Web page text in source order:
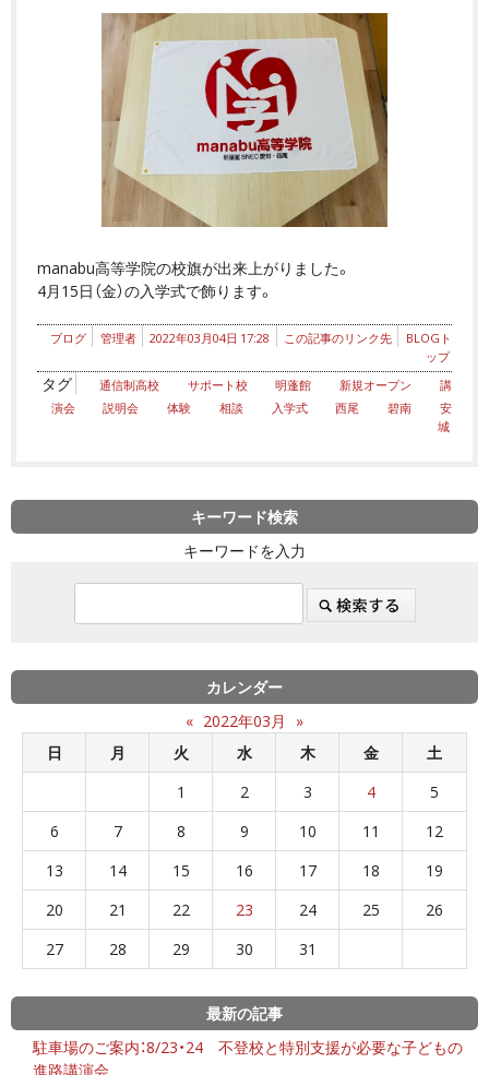
manabu高等学院の校旗が出来上がりました。
4月15日（金）の入学式で飾ります。
ブログ 管理者 2022年03月04日 17:28 この記事のリンク先
BLOGト
ップ
タグ 通信制高校 サポート校 明蓬館 新規オープン
講
演会
説明会 体験 相談 入学式 西尾 碧南
安
城
キーワード検索
キーワードを入力
カレンダー
« 2022年03月
»
日
月 火 水 木 金
土
1
2 3 4
5
6
7 8 9 10 11
12
13
14 15 16 17 18
19
20
21 22 23 24 25
26
27
28 29 30 31
最新の記事
駐車場のご案内：8/23・24 不登校と特別支援が必要な子どもの
進路講演会